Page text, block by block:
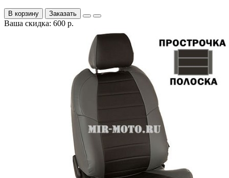
В корзину Заказать
Ваша скидка: 600 р.